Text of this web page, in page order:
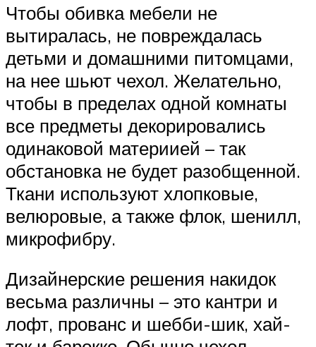
Чтобы обивка мебели не
вытиралась, не повреждалась
детьми и домашними питомцами,
на нее шьют чехол. Желательно,
чтобы в пределах одной комнаты
все предметы декорировались
одинаковой материией – так
обстановка не будет разобщенной.
Ткани используют хлопковые,
велюровые, а также флок, шенилл,
микрофибру.
Дизайнерские решения накидок
весьма различны – это кантри и
лофт, прованс и шебби-шик, хай-